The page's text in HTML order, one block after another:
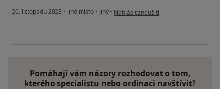
20. listopadu 2023 • jiné místo • Jiný • podle názoru uživatele Jakubcová
Nahlásit zneužití
Pomáhají vám názory rozhodovat o tom,
kterého specialistu nebo ordinaci navštívit?